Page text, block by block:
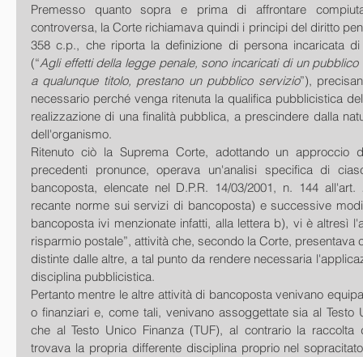
Premesso quanto sopra e prima di affrontare
controversa, la Corte richiamava quindi i principi del diritto
358 c.p., che riporta la definizione di persona incaricata
(“Agli effetti della legge penale, sono incaricati di un
a qualunque titolo, prestano un pubblico servizio”),
necessario perché venga ritenuta la qualifica pubblicistica
realizzazione di una finalità pubblica, a prescindere dalla
dell'organismo.
Ritenuto ciò la Suprema Corte, adottando un approccio
precedenti pronunce, operava un'analisi specifica di
bancoposta, elencate nel D.P.R. 14/03/2001, n. 144
recante norme sui servizi di bancoposta) e successive
bancoposta ivi menzionate infatti, alla lettera b), vi è altresì
risparmio postale”, attività che, secondo la Corte, presentava
distinte dalle altre, a tal punto da rendere necessaria
disciplina pubblicistica.
Pertanto mentre le altre attività di bancoposta venivano
o finanziari e, come tali, venivano assoggettate sia al Testo
che al Testo Unico Finanza (TUF), al contrario la raccolta
trovava la propria differente disciplina proprio nel